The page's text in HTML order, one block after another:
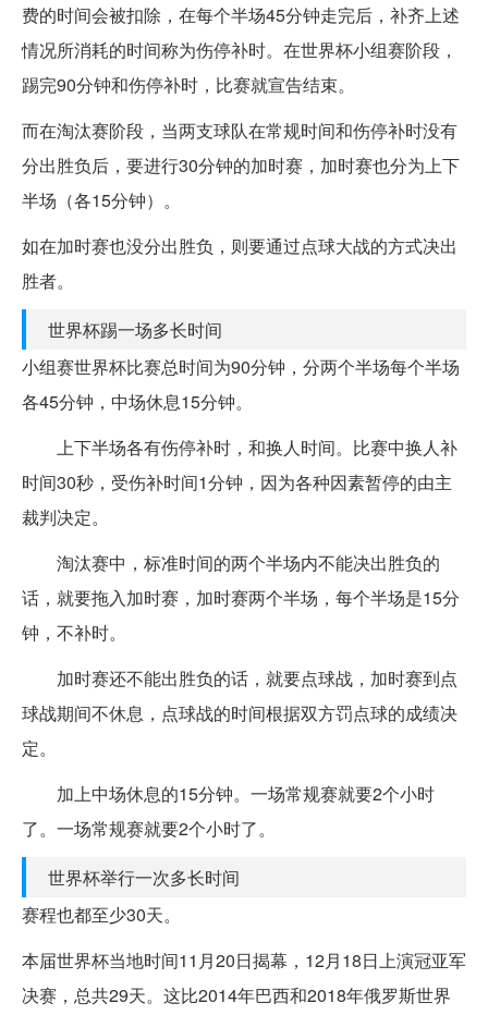
费的时间会被扣除，在每个半场45分钟走完后，补齐上述
情况所消耗的时间称为伤停补时。在世界杯小组赛阶段，
踢完90分钟和伤停补时，比赛就宣告结束。
而在淘汰赛阶段，当两支球队在常规时间和伤停补时没有
分出胜负后，要进行30分钟的加时赛，加时赛也分为上下
半场（各15分钟）。
如在加时赛也没分出胜负，则要通过点球大战的方式决出
胜者。
世界杯踢一场多长时间
小组赛世界杯比赛总时间为90分钟，分两个半场每个半场
各45分钟，中场休息15分钟。
上下半场各有伤停补时，和换人时间。比赛中换人补
时间30秒，受伤补时间1分钟，因为各种因素暂停的由主
裁判决定。
淘汰赛中，标准时间的两个半场内不能决出胜负的
话，就要拖入加时赛，加时赛两个半场，每个半场是15分
钟，不补时。
加时赛还不能出胜负的话，就要点球战，加时赛到点
球战期间不休息，点球战的时间根据双方罚点球的成绩决
定。
加上中场休息的15分钟。一场常规赛就要2个小时
了。一场常规赛就要2个小时了。
世界杯举行一次多长时间
赛程也都至少30天。
本届世界杯当地时间11月20日揭幕，12月18日上演冠亚军
决赛，总共29天。这比2014年巴西和2018年俄罗斯世界